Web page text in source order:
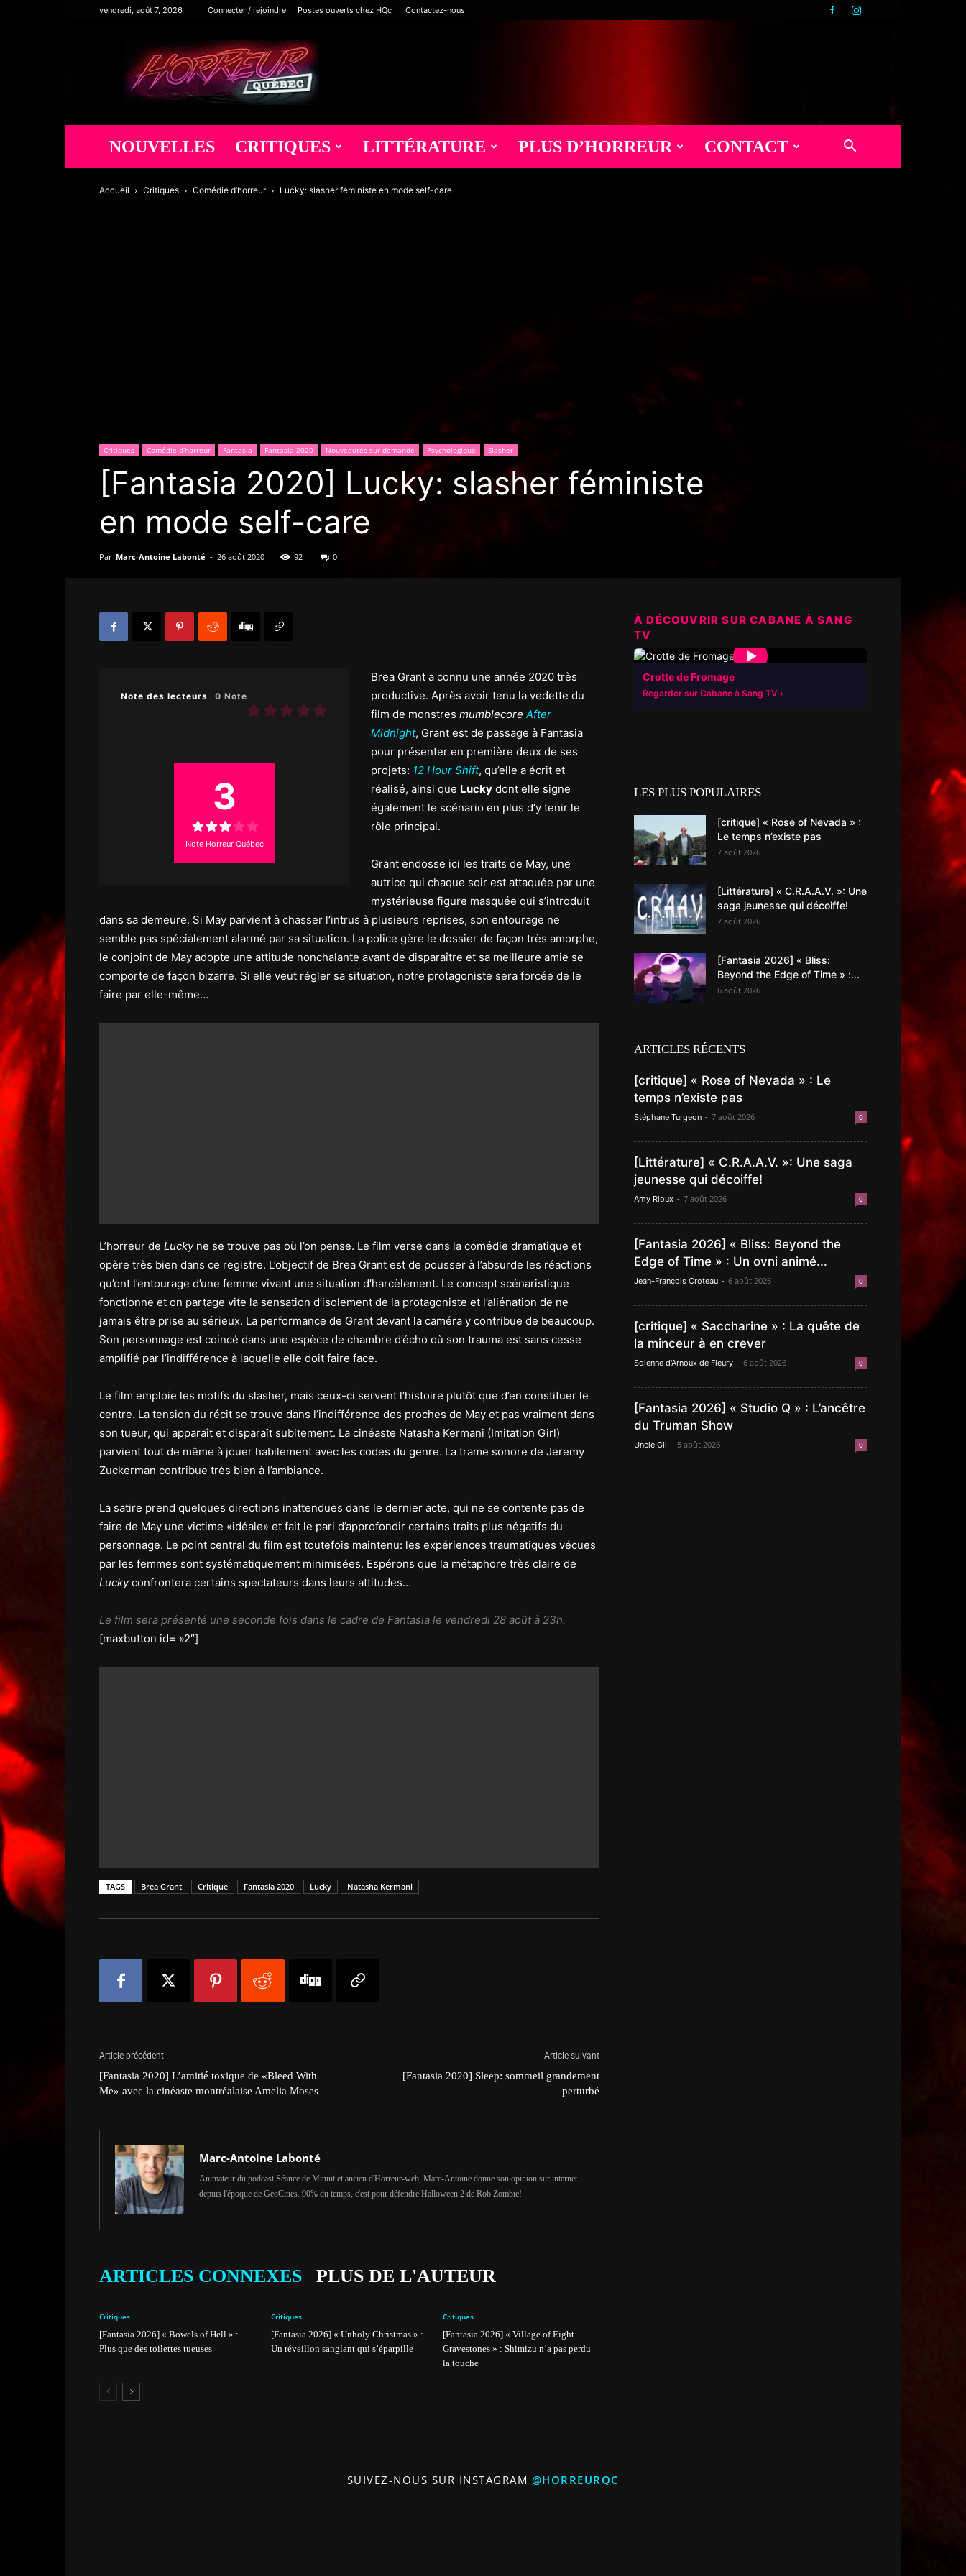
vendredi, août 7, 2026 Connecter / rejoindre Postes ouverts chez HQc Contactez-nous
Horreur
Québec
NOUVELLES CRITIQUES LITTÉRATURE PLUS D’HORREUR CONTACT
Accueil Critiques Comédie d’horreur Lucky: slasher féministe en mode self-care
Critiques Comédie d’horreur Fantasia Fantasia 2020 Nouveautés sur demande Psychologique Slasher
[Fantasia 2020] Lucky: slasher féministe
en mode self-care
Par Marc-Antoine Labonté - 26 août 2020 92 0
Note des lecteurs 0 Note
3
Note Horreur Québec
Brea Grant a connu une année 2020 très
productive. Après avoir tenu la vedette du
film de monstres mumblecore After
Midnight, Grant est de passage à Fantasia
pour présenter en première deux de ses
projets: 12 Hour Shift, qu’elle a écrit et
réalisé, ainsi que Lucky dont elle signe
également le scénario en plus d’y tenir le
rôle principal.
Grant endosse ici les traits de May, une
autrice qui chaque soir est attaquée par une
mystérieuse figure masquée qui s’introduit
dans sa demeure. Si May parvient à chasser l’intrus à plusieurs reprises, son entourage ne
semble pas spécialement alarmé par sa situation. La police gère le dossier de façon très amorphe,
le conjoint de May adopte une attitude nonchalante avant de disparaître et sa meilleure amie se
comporte de façon bizarre. Si elle veut régler sa situation, notre protagoniste sera forcée de le
faire par elle-même…
L’horreur de Luckyne se trouve pas où l’on pense. Le film verse dans la comédie dramatique et
opère très bien dans ce registre. L’objectif de Brea Grant est de pousser à l’absurde les réactions
qu’ont l’entourage d’une femme vivant une situation d’harcèlement. Le concept scénaristique
fonctionne et on partage vite la sensation d’isolement de la protagoniste et l’aliénation de ne
jamais être prise au sérieux. La performance de Grant devant la caméra y contribue de beaucoup.
Son personnage est coincé dans une espèce de chambre d’écho où son trauma est sans cesse
amplifié par l’indifférence à laquelle elle doit faire face.
Le film emploie les motifs du slasher, mais ceux-ci servent l’histoire plutôt que d’en constituer le
centre. La tension du récit se trouve dans l’indifférence des proches de May et pas vraiment dans
son tueur, qui apparaît et disparaît subitement. La cinéaste Natasha Kermani (Imitation Girl)
parvient tout de même à jouer habilement avec les codes du genre. La trame sonore de Jeremy
Zuckerman contribue très bien à l’ambiance.
La satire prend quelques directions inattendues dans le dernier acte, qui ne se contente pas de
faire de May une victime «idéale» et fait le pari d’approfondir certains traits plus négatifs du
personnage. Le point central du film est toutefois maintenu: les expériences traumatiques vécues
par les femmes sont systématiquement minimisées. Espérons que la métaphore très claire de
Luckyconfrontera certains spectateurs dans leurs attitudes…
Le film sera présenté une seconde fois dans le cadre de Fantasia le vendredi 28 août à 23h.
[maxbutton id= »2″]
TAGS Brea Grant Critique Fantasia 2020 Lucky Natasha Kermani
Article précédent
[Fantasia 2020] L’amitié toxique de «Bleed With
Me» avec la cinéaste montréalaise Amelia Moses
Article suivant
[Fantasia 2020] Sleep: sommeil grandement
perturbé
Marc-Antoine Labonté
Animateur du podcast Séance de Minuit et ancien d'Horreur-web, Marc-Antoine donne son opinion sur internet
depuis l'époque de GeoCities. 90% du temps, c'est pour défendre Halloween 2 de Rob Zombie!
ARTICLES CONNEXES PLUS DE L'AUTEUR
Critiques
[Fantasia 2026] « Bowels of Hell » :
Plus que des toilettes tueuses
Critiques
[Fantasia 2026] « Unholy Christmas » :
Un réveillon sanglant qui s’éparpille
Critiques
[Fantasia 2026] « Village of Eight
Gravestones » : Shimizu n’a pas perdu
la touche
À DÉCOUVRIR SUR CABANE À SANG
TV
▶
Crotte de Fromage
Regarder sur Cabane à Sang TV
LES PLUS POPULAIRES
[critique] « Rose of Nevada » :
Le temps n’existe pas
7 août 2026
[Littérature] « C.R.A.A.V. »: Une
saga jeunesse qui décoiffe!
7 août 2026
[Fantasia 2026] « Bliss:
Beyond the Edge of Time » :...
6 août 2026
ARTICLES RÉCENTS
[critique] « Rose of Nevada » : Le
temps n’existe pas
Stéphane Turgeon - 7 août 2026 0
[Littérature] « C.R.A.A.V. »: Une saga
jeunesse qui décoiffe!
Amy Rioux - 7 août 2026 0
[Fantasia 2026] « Bliss: Beyond the
Edge of Time » : Un ovni animé...
Jean-François Croteau - 6 août 2026 0
[critique] « Saccharine » : La quête de
la minceur à en crever
Solenne d'Arnoux de Fleury - 6 août 2026 0
[Fantasia 2026] « Studio Q » : L’ancêtre
du Truman Show
Uncle Gil - 5 août 2026 0
SUIVEZ-NOUS SUR INSTAGRAM @HORREURQC